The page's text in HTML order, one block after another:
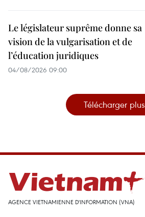
Le législateur suprême donne sa
vision de la vulgarisation et de
l’éducation juridiques
04/08/2026 09:00
Télécharger plus
AGENCE VIETNAMIENNE D'INFORMATION (VNA)